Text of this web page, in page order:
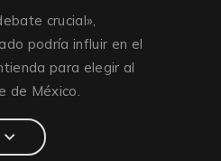
crucial»,
podría influir en el
para elegir al
de México.